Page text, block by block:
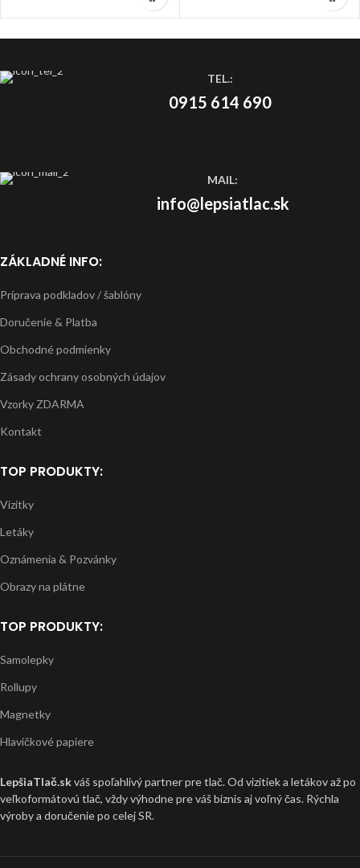
TEL.:
0915 614 690
MAIL:
info@lepsiatlac.sk
ZÁKLADNÉ INFO:
Príprava podkladov / šablóny
Doručenie & Platba
Obchodné podmienky
Zásady ochrany osobných údajov
Vzorky ZDARMA
Kontakt
TOP PRODUKTY:
Vizitky
Letáky
Oznámenia & Pozvánky
Obrazy na plátne
TOP PRODUKTY:
Samolepky
Rollupy
Magnetky
Hlavičkové papiere
LepšiaTlač.skváš spoľahlivý partner pre tlač. Od vizitiek a letákov až po
veľkoformátovú tlač, vždy výhodne pre váš biznis aj voľný čas. Rýchla
výroby a doručenie po celej SR.